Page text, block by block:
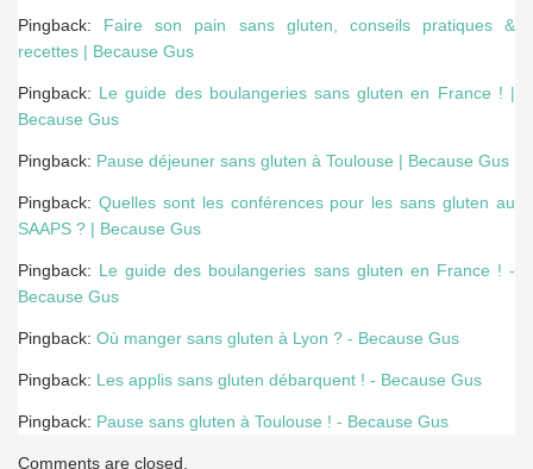
Pingback: Faire son pain sans gluten, conseils pratiques &
recettes | Because Gus
Pingback: Le guide des boulangeries sans gluten en France ! |
Because Gus
Pingback: Pause déjeuner sans gluten à Toulouse | Because Gus
Pingback: Quelles sont les conférences pour les sans gluten au
SAAPS ? | Because Gus
Pingback: Le guide des boulangeries sans gluten en France ! -
Because Gus
Pingback: Où manger sans gluten à Lyon ? - Because Gus
Pingback: Les applis sans gluten débarquent ! - Because Gus
Pingback: Pause sans gluten à Toulouse ! - Because Gus
Comments are closed.